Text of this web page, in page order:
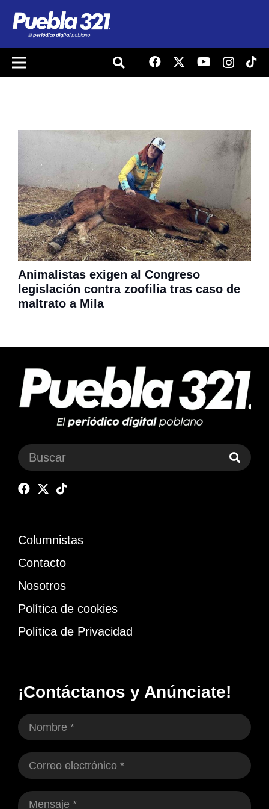
Animalistas exigen al Congreso
legislación contra zoofilia tras caso de
maltrato a Mila
Columnistas
Contacto
Nosotros
Política de cookies
Política de Privacidad
¡Contáctanos y Anúnciate!